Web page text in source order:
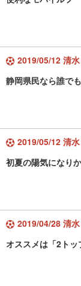
2019/05/12 清水
静岡県民なら誰で
2019/05/12 清水
初夏の陽気になり
2019/04/28 清
オススメは「2トッ